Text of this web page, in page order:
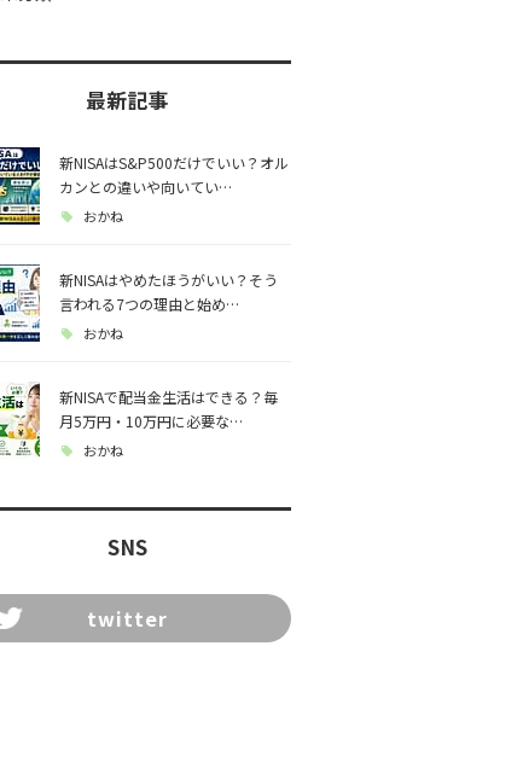
最新記事
新NISAはS&P500だけでいい？オル
カンとの違いや向いてい…
おかね
新NISAはやめたほうがいい？そう
言われる7つの理由と始め…
おかね
新NISAで配当金生活はできる？毎
月5万円・10万円に必要な…
おかね
SNS
twitter